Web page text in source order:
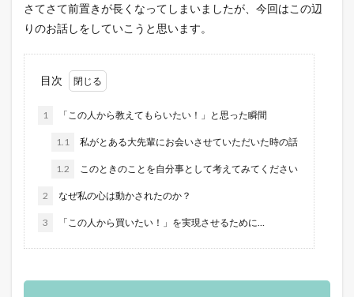
さてさて前置きが長くなってしまいましたが、今回はこの辺
りのお話しをしていこうと思います。
目次
1 「この人から教えてもらいたい！」と思った瞬間
1.1 私がとある大先輩にお会いさせていただいた時の話
1.2 このときのことを自分事として考えてみてください
2 なぜ私の心は動かされたのか？
3 「この人から買いたい！」を実現させるために…